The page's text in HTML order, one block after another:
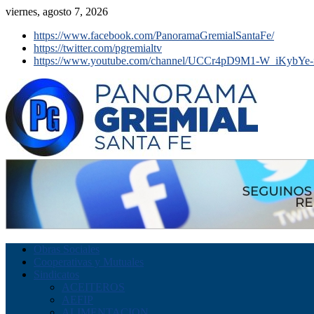
viernes, agosto 7, 2026
https://www.facebook.com/PanoramaGremialSantaFe/
https://twitter.com/pgremialtv
https://www.youtube.com/channel/UCCr4pD9M1-
Obras Sociales
Cooperativas y Mutuales
Sindicatos
ACEITEROS
AEFIP